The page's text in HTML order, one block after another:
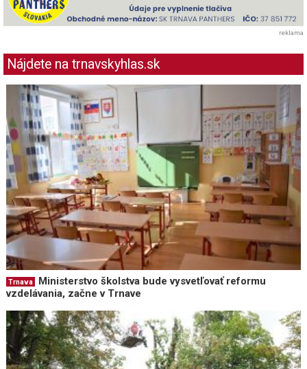
reklama
Nájdete na trnavskyhlas.sk
Trnava
Ministerstvo školstva bude vysvetľovať reformu
vzdelávania, začne v Trnave